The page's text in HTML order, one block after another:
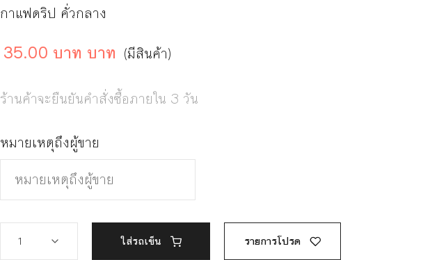
กาแฟดริป คั่วกลาง
35.00 บาท บาท (มีสินค้า)
ร้านค้าจะยืนยันคำสั่งซื้อภายใน 3 วัน
หมายเหตุถึงผู้ขาย
ใส่รถเข็น รายการโปรด